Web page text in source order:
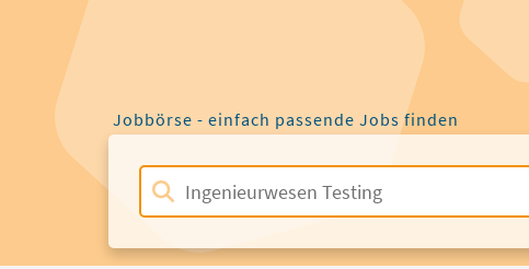
Jobbörse - einfach passende Jobs finden